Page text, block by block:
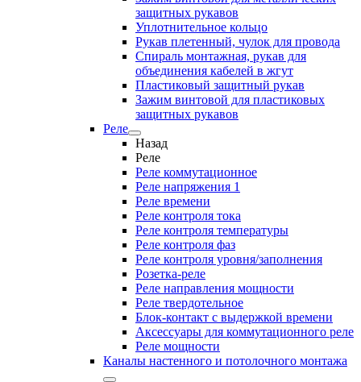
защитных рукавов
Уплотнительное кольцо
Рукав плетенный, чулок для провода
Спираль монтажная, рукав для
объединения кабелей в жгут
Пластиковый защитный рукав
Зажим винтовой для пластиковых
защитных рукавов
Реле
Назад
Реле
Реле коммутационное
Реле напряжения 1
Реле времени
Реле контроля тока
Реле контроля температуры
Реле контроля фаз
Реле контроля уровня/заполнения
Розетка-реле
Реле направления мощности
Реле твердотельное
Блок-контакт с выдержкой времени
Аксессуары для коммутационного реле
Реле мощности
Каналы настенного и потолочного монтажа